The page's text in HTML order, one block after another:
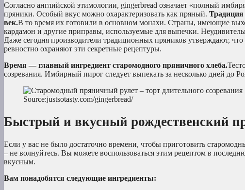
Согласно английской этимологии, gingerbread означает «полный
пряники. Особый вкус можно охарактеризовать как пряный. Традиция
век.В то время их готовили в основном монахи. Страны, имеющие
кардамон и другие приправы, используемые для выпечки.
Даже сегодня производители традиционных пряников утверждают,
ревностно охраняют эти секретные рецептуры.
Время — главный ингредиент старомодного пряничного хлеба.
созревания. Имбирный пирог следует выпекать за несколько дней до
Source:justsotasty.com/gingerbread/
Быстрый и вкусный рождественский
Если у вас не было достаточно времени, чтобы приготовить
– не волнуйтесь. Вы можете воспользоваться этим рецептом в
вкусным.
Вам понадобятся следующие ингредиенты: